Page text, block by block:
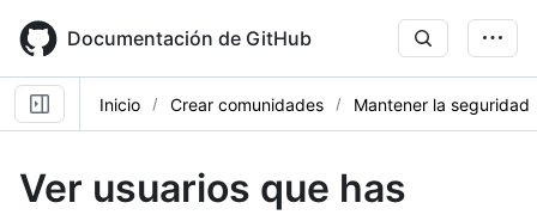
main
content
Documentación de GitHub
Inicio Crear comunidades Mantener la seguridad
Ver usuarios que has